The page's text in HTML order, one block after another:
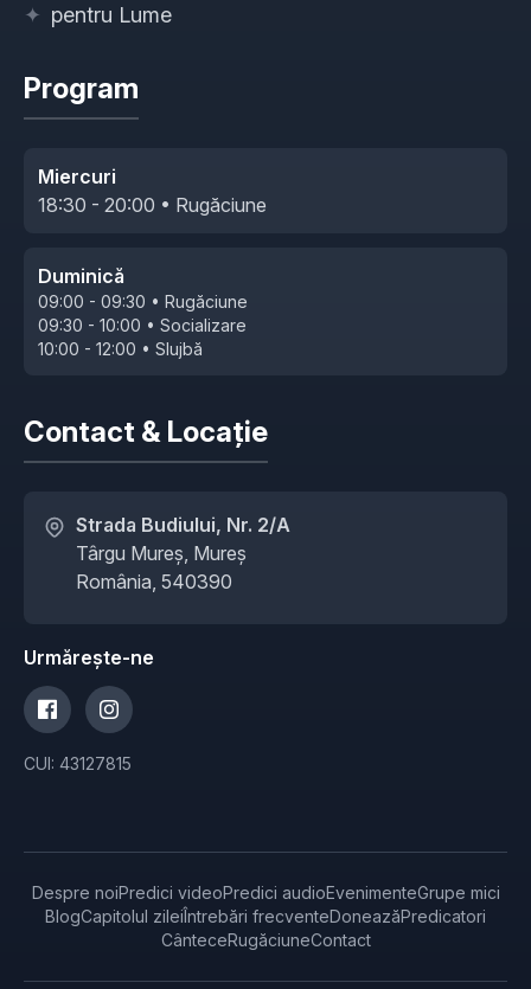
✦ pentru Lume
Program
Miercuri
18:30 - 20:00 • Rugăciune
Duminică
09:00 - 09:30 • Rugăciune
09:30 - 10:00 • Socializare
10:00 - 12:00 • Slujbă
Contact & Locație
Strada Budiului, Nr. 2/A
Târgu Mureș, Mureș
România, 540390
Urmărește-ne
CUI: 43127815
Despre noiPredici videoPredici audioEvenimenteGrupe mici
BlogCapitolul zileiÎntrebări frecventeDoneazăPredicatori
CânteceRugăciuneContact